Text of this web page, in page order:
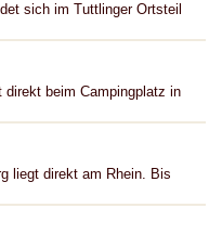
sich im Tuttlinger Ortsteil
direkt beim Campingplatz in
liegt direkt am Rhein. Bis